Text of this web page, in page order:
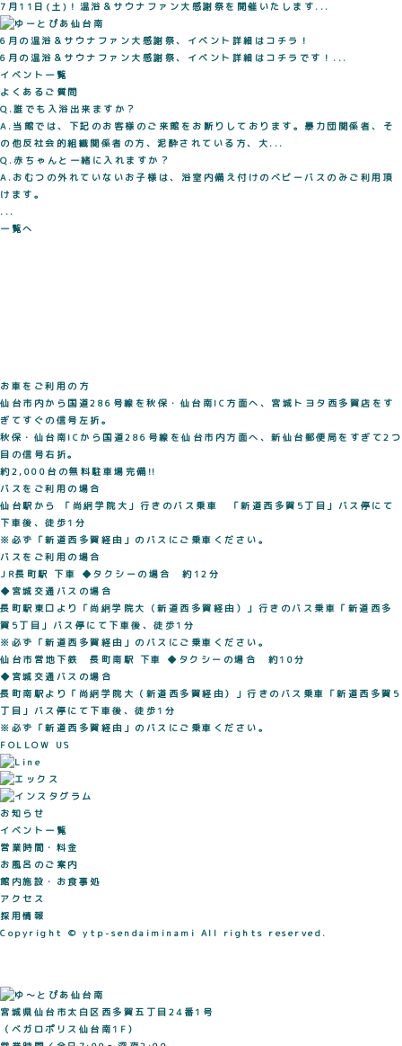
7月11日(土)！温浴＆サウナファン大感謝祭を開催いたします...
6月の温浴＆サウナファン大感謝祭、イベント詳細はコチラ！
6月の温浴＆サウナファン大感謝祭、イベント詳細はコチラです！...
イベント一覧
よくあるご質問
Q.誰でも入浴出来ますか？
A.当館では、下記のお客様のご来館をお断りしております。暴力団関係者、そ
の他反社会的組織関係者の方、泥酔されている方、大...
Q.赤ちゃんと一緒に入れますか？
A.おむつの外れていないお子様は、浴室内備え付けのベビーバスのみご利用頂
けます。
...
一覧へ
お車をご利用の方
仙台市内から国道286号線を秋保・仙台南IC方面へ、宮城トヨタ西多賀店をす
ぎてすぐの信号左折。
秋保・仙台南ICから国道286号線を仙台市内方面へ、新仙台郵便局をすぎて2つ
目の信号右折。
約2,000台の無料駐車場完備!!
バスをご利用の場合
仙台駅から 「尚絅学院大」行きのバス乗車 「新道西多賀5丁目」バス停にて
下車後、徒歩1分
※必ず「新道西多賀経由」のバスにご乗車ください。
バスをご利用の場合
JR長町駅 下車
◆タクシーの場合 約12分
◆宮城交通バスの場合
長町駅東口より「尚絅学院大（新道西多賀経由）」行きのバス乗車「新道西多
賀5丁目」バス停にて下車後、徒歩1分
※必ず「新道西多賀経由」のバスにご乗車ください。
仙台市営地下鉄 長町南駅 下車
◆タクシーの場合 約10分
◆宮城交通バスの場合
長町南駅より「尚絅学院大（新道西多賀経由）」行きのバス乗車「新道西多賀5
丁目」バス停にて下車後、徒歩1分
※必ず「新道西多賀経由」のバスにご乗車ください。
FOLLOW US
お知らせ
イベント一覧
営業時間・料金
お風呂のご案内
館内施設・お食事処
アクセス
採用情報
Copyright © ytp-sendaiminami All rights reserved.
宮城県仙台市太白区西多賀五丁目24番1号
（ベガロポリス仙台南1F）